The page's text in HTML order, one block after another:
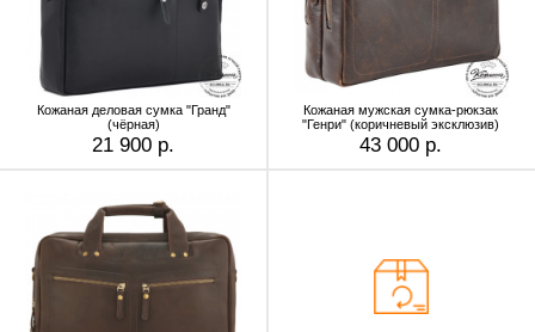
Кожаная деловая сумка "Гранд"
(чёрная)
21 900 р.
Кожаная мужская сумка-рюкзак
"Генри" (коричневый эксклюзив)
43 000 р.